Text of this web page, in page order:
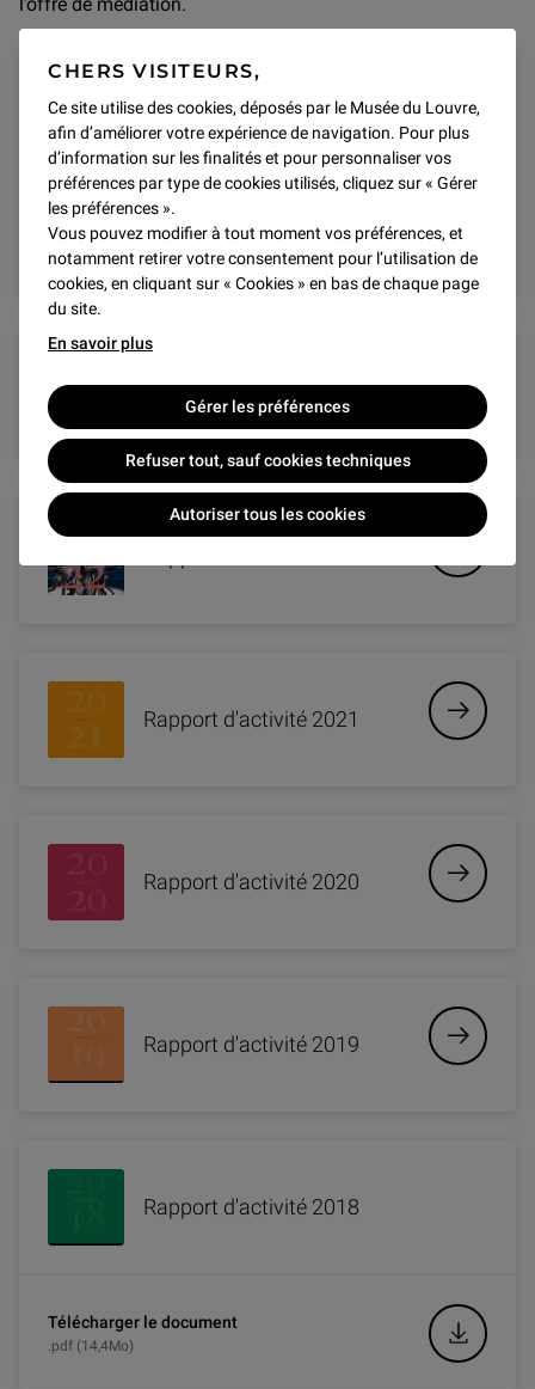
CHERS VISITEURS,
Ce site utilise des cookies, déposés par le Musée du Louvre,
afin d’améliorer votre expérience de navigation. Pour plus
d’information sur les finalités et pour personnaliser vos
préférences par type de cookies utilisés, cliquez sur « Gérer
les préférences ».
Vous pouvez modifier à tout moment vos préférences, et
notamment retirer votre consentement pour l’utilisation de
cookies, en cliquant sur « Cookies » en bas de chaque page
du site.
En savoir plus
Gérer les préférences
Refuser tout, sauf cookies techniques
Autoriser tous les cookies
Rapport d'activité 2024
Télécharger le document
.pdf (15,9Mo)
Rapport d'activité 2023
Rapport d'activité 2021
Rapport d'activité 2020
Rapport d'activité 2019
Rapport d'activité 2018
Télécharger le document
.pdf (14,4Mo)